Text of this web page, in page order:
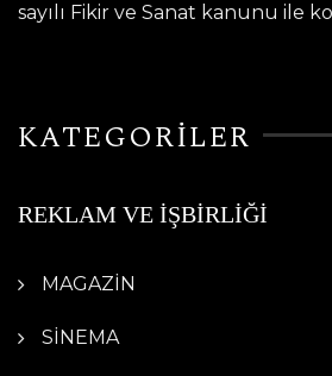
sayılı Fikir ve Sanat kanunu ile
KATEGORİLER
REKLAM VE İŞBİRLİĞİ
MAGAZİN
SİNEMA